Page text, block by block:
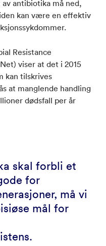
antibiotika må ned,
kan være en effektiv
Resistance
viser at det i 2015
kan tilskrives
at manglende handling
dødsfall per år
skal forbli et
for
må vi
mål for